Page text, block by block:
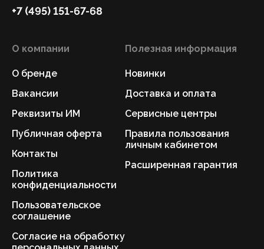
+7 (495) 151-67-68
О компании
О бренде
Вакансии
Реквизиты ИМ
Публичная оферта
Контакты
Политика
конфиденциальности
Пользовательское
соглашение
Согласие на обработку
Полезная информация
Новинки
Доставка и оплата
Сервисные центры
Правила пользования
личным кабинетом
Расширенная гарантия